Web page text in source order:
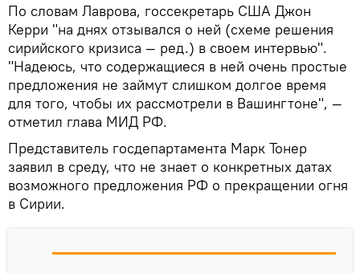
По словам Лаврова, госсекретарь США Джон
Керри "на днях отзывался о ней (схеме решения
сирийского кризиса — ред.) в своем интервью".
"Надеюсь, что содержащиеся в ней очень простые
предложения не займут слишком долгое время
для того, чтобы их рассмотрели в Вашингтоне", —
отметил глава МИД РФ.
Представитель госдепартамента Марк Тонер
заявил в среду, что не знает о конкретных датах
возможного предложения РФ о прекращении огня
в Сирии.